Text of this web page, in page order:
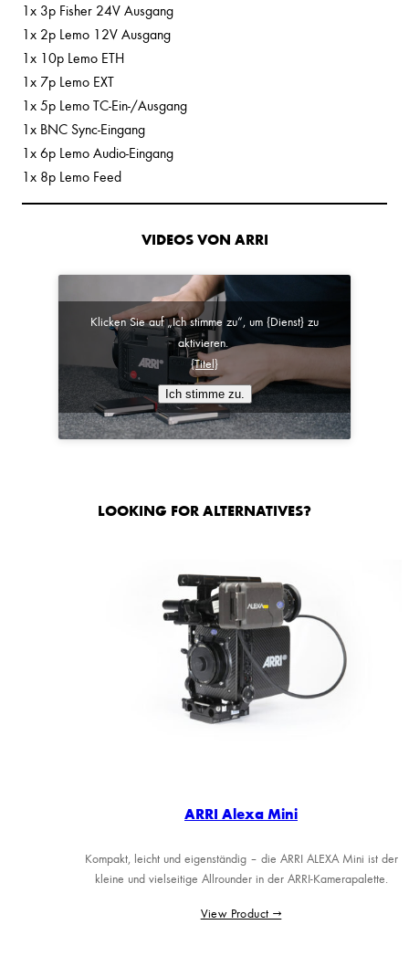
1x 3p Fisher 24V Ausgang
1x 2p Lemo 12V Ausgang
1x 10p Lemo ETH
1x 7p Lemo EXT
1x 5p Lemo TC-Ein-/Ausgang
1x BNC Sync-Eingang
1x 6p Lemo Audio-Eingang
1x 8p Lemo Feed
VIDEOS VON ARRI
Klicken Sie auf „Ich stimme zu“, um {Dienst} zu
aktivieren.
{Titel}
Ich stimme zu.
LOOKING FOR ALTERNATIVES?
ARRI Alexa Mini
Kompakt, leicht und eigenständig – die ARRI ALEXA Mini ist der
kleine und vielseitige Allrounder in der ARRI-Kamerapalette.
View Product →